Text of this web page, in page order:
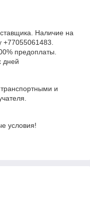
Наличие на
предоплаты.
дней
и
условия!